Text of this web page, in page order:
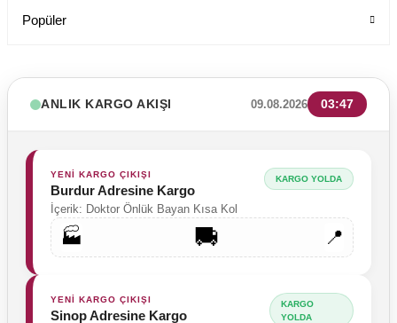
LABOR Erkek Siyah Deri Sabo Terlik 210 - Anatomik Taban (Sağlık
Labor Medikal Tekstil
949,00 TL
Popüler
ANLIK KARGO AKIŞI 09.08.2026 03:47
YENİ KARGO ÇIKIŞI
Burdur Adresine Kargo
İçerik: Doktor Önlük Bayan Kısa Kol
KARGO YOLDA
🏭 🚚 📍
YENİ KARGO ÇIKIŞI
Sinop Adresine Kargo
KARGO
YOLDA